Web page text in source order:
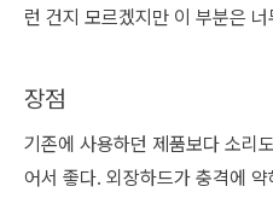
런 건지 모르겠지만 이 부분은 너
장점
기존에 사용하던 제품보다 소리
어서 좋다. 외장하드가 충격에